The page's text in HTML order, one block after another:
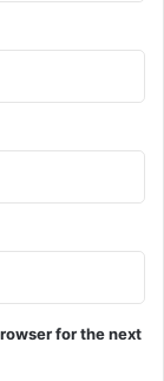
for the next